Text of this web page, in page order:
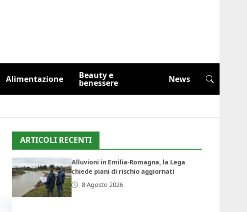
Alimentazione Beauty e
benessere News
ARTICOLI RECENTI
Alluvioni in Emilia-Romagna, la Lega
chiede piani di rischio aggiornati
8 Agosto 2026